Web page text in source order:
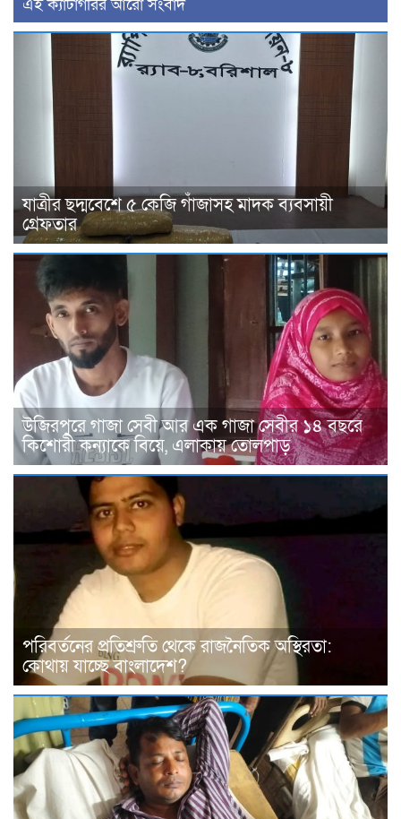
‍এই ক্যাটাগরির ‍আরো সংবাদ
যাত্রীর ছদ্মবেশে ৫ কেজি গাঁজাসহ মাদক ব্যবসায়ী
গ্রেফতার
উজিরপুরে গাজা সেবী আর এক গাজা সেবীর ১৪ বছরে
কিশোরী কন্যাকে বিয়ে, এলাকায় তোলপাড়
পরিবর্তনের প্রতিশ্রুতি থেকে রাজনৈতিক অস্থিরতা:
কোথায় যাচ্ছে বাংলাদেশ?